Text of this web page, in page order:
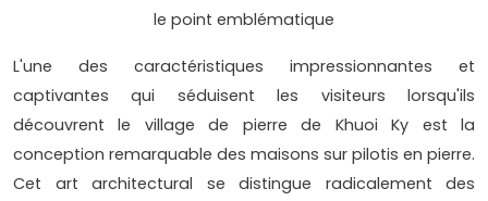
le point emblématique
L'une des caractéristiques impressionnantes et
captivantes qui séduisent les visiteurs lorsqu'ils
découvrent le village de pierre de Khuoi Ky est la
conception remarquable des maisons sur pilotis en pierre.
Cet art architectural se distingue radicalement des